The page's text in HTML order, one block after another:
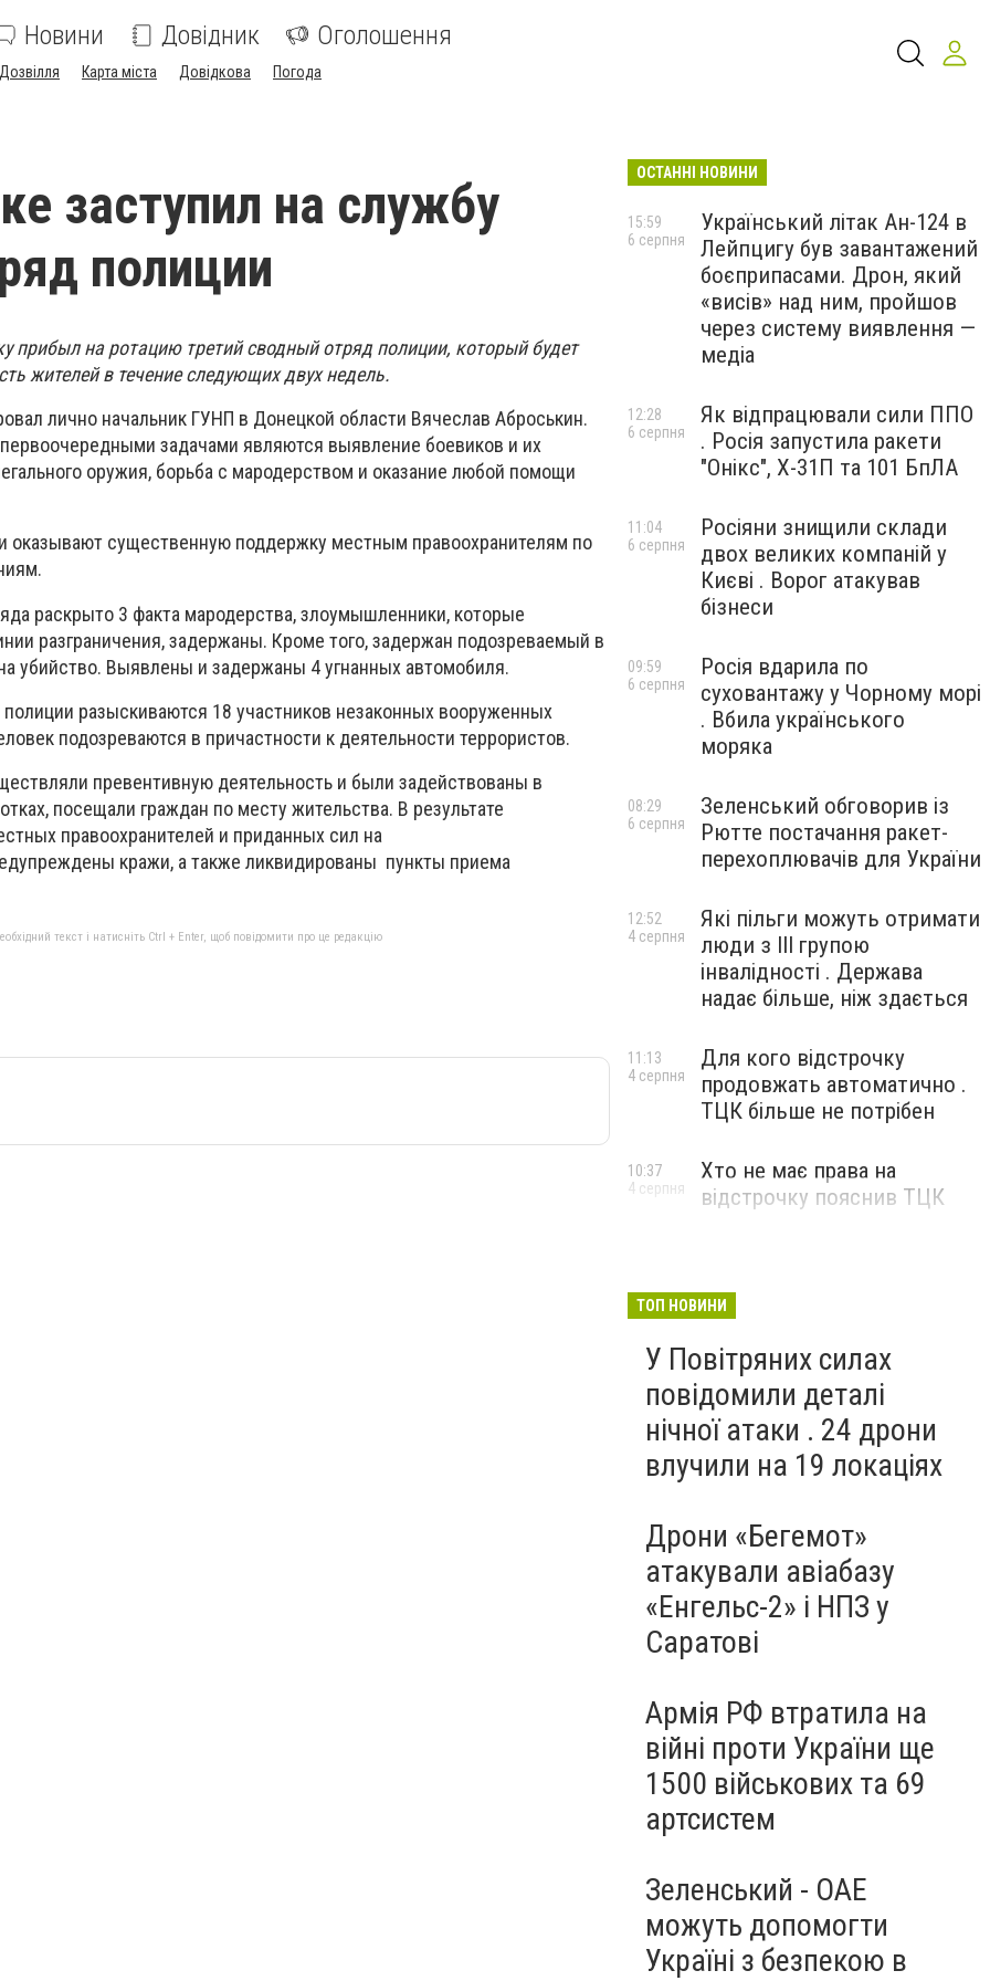
Новини Довідник Оголошення
Дозвілля Карта міста Довідкова Погода
заступил на службу
полиции
прибыл на ротацию третий сводный отряд полиции, который будет
жителей в течение следующих двух недель.
лично начальник ГУНП в Донецкой области Вячеслав Аброськин.
первоочередными задачами являются выявление боевиков и их
оружия, борьба с мародерством и оказание любой помощи
оказывают существенную поддержку местным правоохранителям по
раскрыто 3 факта мародерства, злоумышленники, которые
разграничения, задержаны. Кроме того, задержан подозреваемый в
убийство. Выявлены и задержаны 4 угнанных автомобиля.
разыскиваются 18 участников незаконных вооруженных
подозреваются в причастности к деятельности террористов.
превентивную деятельность и были задействованы в
посещали граждан по месту жительства. В результате
правоохранителей и приданных сил на
кражи, а также ликвидированы пункты приема
текст і натисніть Ctrl + Enter, щоб повідомити про це редакцію
ОСТАННІ НОВИНИ
Український літак Ан-124 в
Лейпцигу був завантажений
боєприпасами. Дрон, який
«висів» над ним, пройшов
через систему виявлення —
медіа
15:59
6 серпня
Як відпрацювали сили ППО
. Росія запустила ракети
"Онікс", Х-31П та 101 БпЛА
12:28
6 серпня
Росіяни знищили склади
двох великих компаній у
Києві . Ворог атакував
бізнеси
11:04
6 серпня
Росія вдарила по
суховантажу у Чорному морі
. Вбила українського
моряка
09:59
6 серпня
Зеленський обговорив із
Рютте постачання ракет-
перехоплювачів для України
08:29
6 серпня
Які пільги можуть отримати
люди з III групою
інвалідності . Держава
надає більше, ніж здається
12:52
4 серпня
Для кого відстрочку
продовжать автоматично .
ТЦК більше не потрібен
11:13
4 серпня
Хто не має права на
відстрочку пояснив ТЦК
10:37
4 серпня
ТОП НОВИНИ
У Повітряних силах
повідомили деталі
нічної атаки . 24 дрони
влучили на 19 локаціях
Дрони «Бегемот»
атакували авіабазу
«Енгельс-2» і НПЗ у
Саратові
Армія РФ втратила на
війні проти України ще
1500 військових та 69
артсистем
Зеленський - ОАЕ
можуть допомогти
Україні з безпекою в